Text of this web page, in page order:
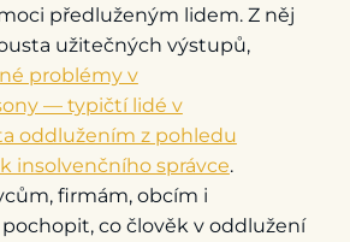
předluženým lidem. Z něj
užitečných výstupů,
problémy v
— typičtí lidé v
oddlužením z pohledu
insolvenčního správce.
firmám, obcím i
co člověk v oddlužení